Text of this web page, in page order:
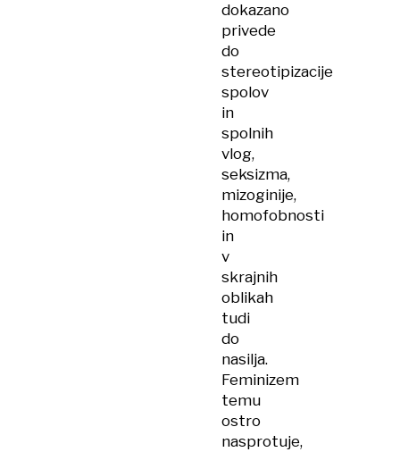
dokazano
privede
do
stereotipizacije
spolov
in
spolnih
vlog,
seksizma,
mizoginije,
homofobnosti
in
v
skrajnih
oblikah
tudi
do
nasilja.
Feminizem
temu
ostro
nasprotuje,